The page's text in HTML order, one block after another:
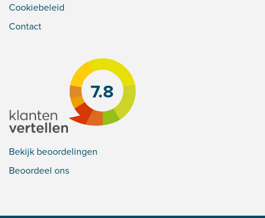
Cookiebeleid
Contact
7.8
Bekijk beoordelingen
Beoordeel ons